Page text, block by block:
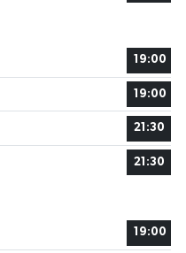
19:00
19:00
21:30
21:30
19:00